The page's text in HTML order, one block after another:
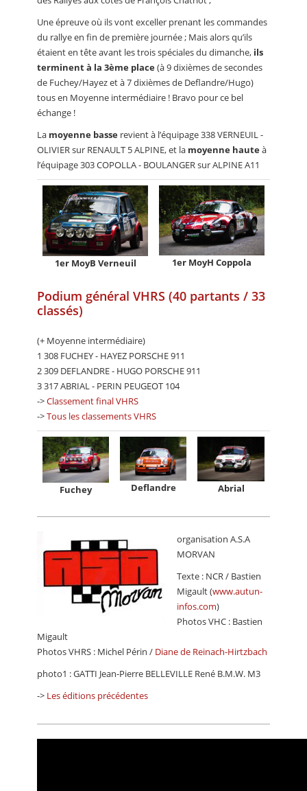
Une épreuve où ils vont exceller prenant les commandes
du rallye en fin de première journée ; Mais alors qu’ils
étaient en tête avant les trois spéciales du dimanche, ils
terminent à la 3ème place(à 9 dixièmes de secondes
de Fuchey/Hayez et à 7 dixièmes de Deflandre/Hugo)
tous en Moyenne intermédiaire ! Bravo pour ce bel
échange !
La moyenne basse revient à l’équipage 338 VERNEUIL -
OLIVIER sur RENAULT 5 ALPINE, et la moyenne hauteà
l’équipage 303 COPOLLA - BOULANGER sur ALPINE A11
1er MoyB Verneuil 1er MoyH Coppola
Podium général VHRS (40 partants / 33
classés)
(+ Moyenne intermédiaire)
1 308 FUCHEY - HAYEZ PORSCHE 911
2 309 DEFLANDRE - HUGO PORSCHE 911
3 317 ABRIAL - PERIN PEUGEOT 104
->Classement final VHRS
->Tous les classements VHRS
Fuchey Deflandre Abrial
organisation A.S.A
MORVAN
Texte : NCR / Bastien
Migault (www.autun-
infos.com)
Photos VHC : Bastien
Migault
Photos VHRS : Michel Périn / Diane de Reinach-Hirtzbach
photo1 : GATTI Jean-Pierre BELLEVILLE René B.M.W. M3
-> Les éditions précédentes